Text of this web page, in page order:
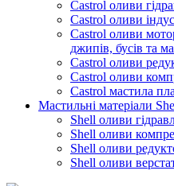
Castrol оливи
Castrol оливи
Castrol оливи
джипів, бусів та
Castrol оливи
Castrol оливи
Castrol мастила
Мастильні матеріали
Shell оливи
Shell оливи
Shell оливи
Shell оливи